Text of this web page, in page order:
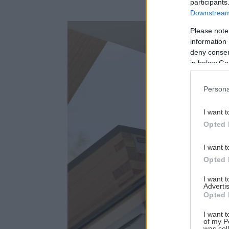
Please
information
deny
in below
I want
Opted
I want
Opted
I want
Opted
I want
of my